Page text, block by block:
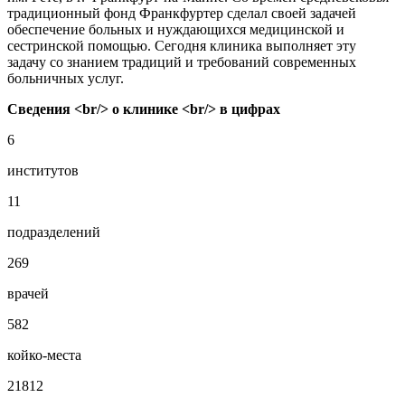
традиционный фонд Франкфуртер сделал своей задачей
обеспечение больных и нуждающихся медицинской и
сестринской помощью. Сегодня клиника выполняет эту
задачу со знанием традиций и требований современных
больничных услуг.
Сведения <br/> о клинике <br/> в цифрах
6
институтов
11
подразделений
269
врачей
582
койко-места
21812